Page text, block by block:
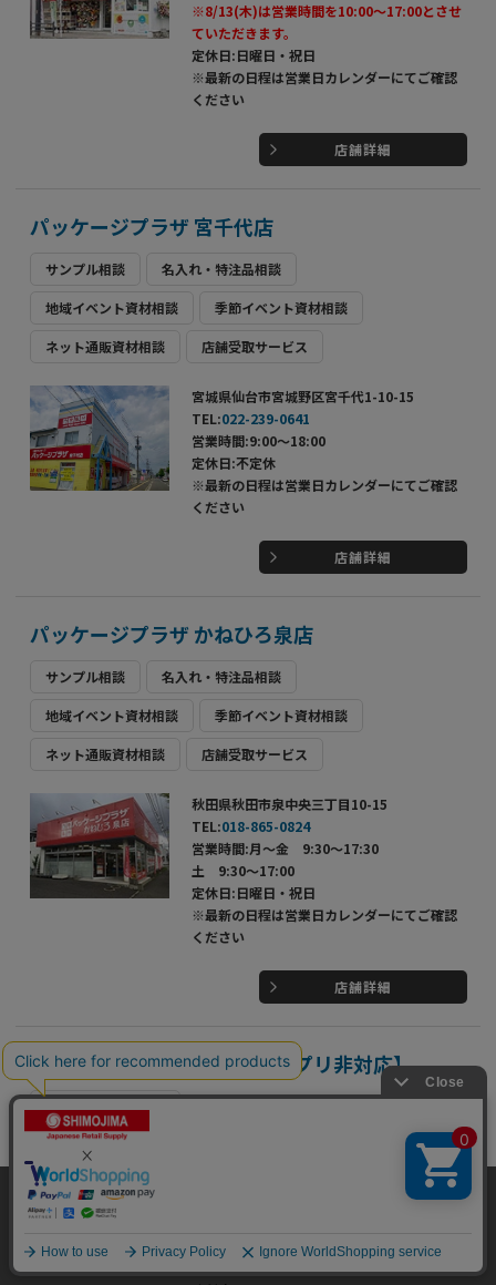
当サイトはクッキー（Cookie）を使用しています。Cookieの使用に同意いた
だける場合は「OK」をクリックしてください。
OK
※8/13(木)は営業時間を10:00～17:00とさせ
ていただきます。
定休日:日曜日・祝日
※最新の日程は営業日カレンダーにてご確認
ください
店舗詳細
パッケージプラザ 宮千代店
サンプル相談 名入れ・特注品相談
地域イベント資材相談 季節イベント資材相談
ネット通販資材相談 店舗受取サービス
宮城県仙台市宮城野区宮千代1-10-15
TEL:022-239-0641
営業時間:9:00～18:00
定休日:不定休
※最新の日程は営業日カレンダーにてご確認
ください
店舗詳細
パッケージプラザ かねひろ泉店
サンプル相談 名入れ・特注品相談
地域イベント資材相談 季節イベント資材相談
ネット通販資材相談 店舗受取サービス
秋田県秋田市泉中央三丁目10-15
TEL:018-865-0824
営業時間:月～金 9:30～17:30
土 9:30～17:00
定休日:日曜日・祝日
※最新の日程は営業日カレンダーにてご確認
ください
店舗詳細
パッケージプラザ 大館店【アプリ非対応】
名入れ・特注品相談
定休日:年中無休（年末年始を除く）